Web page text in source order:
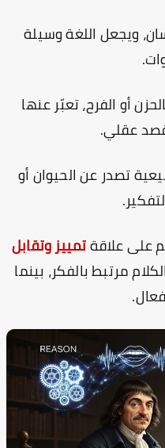
ويجعل اللغة وسيلة
أو الفرح، تعبّر عنها
عقلي.
تصدر عن الحيوان أو
علاقةتمييز وتقابل
مرتبط بالفكر، بينما